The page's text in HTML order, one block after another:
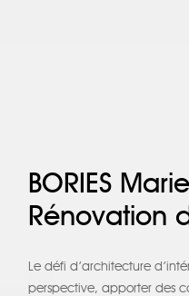
BORIES
Rénovation
Le défi d’architecture
perspective, apporter des